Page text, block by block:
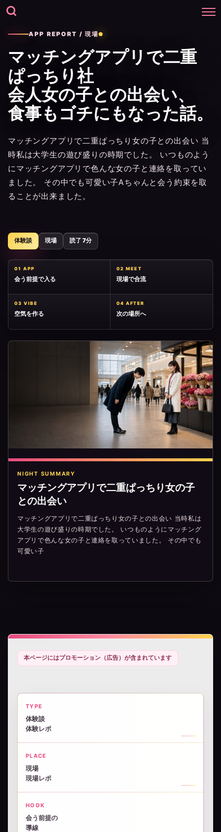
APP REPORT / 現場
マッチングアプリで二重
ぱっちり社
会人女の子との出会い、
食事もゴチにもなった話。
マッチングアプリで二重ぱっちり女の子との出会い 当
時私は大学生の遊び盛りの時期でした。 いつものよう
にマッチングアプリで色んな女の子と連絡を取ってい
ました。 その中でも可愛い子Aちゃんと会う約束を取
ることが出来ました。
体験談 現場 読了 7分
01 APP
会う前提で入る
02 MEET
現場で合流
03 VIBE
空気を作る
04 AFTER
次の場所へ
NIGHT SUMMARY
マッチングアプリで二重ぱっちり女の子
との出会い
マッチングアプリで二重ぱっちり女の子との出会い 当時私は
大学生の遊び盛りの時期でした。 いつものようにマッチング
アプリで色んな女の子と連絡を取っていました。 その中でも
可愛い子
本ページにはプロモーション（広告）が含まれています
TYPE
体験談
体験レポ
PLACE
現場
現場レポ
HOOK
会う前提の
導線